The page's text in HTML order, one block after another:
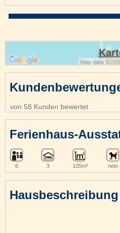
Hausbeschreibung
von 58 Kunden bewertet
Ferienhaus-
6 3 105m² nein